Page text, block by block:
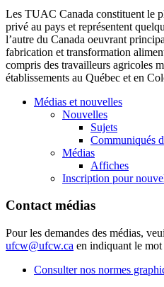
Les TUAC Canada constituent le
privé au pays et représentent
l’autre du Canada oeuvrant
fabrication et transformation
compris des travailleurs agricoles
établissements au Québec et en
Médias et nouvelles
Nouvelles
Sujets
Communiqués
Médias
Affiches
Inscription pour
Contact médias
Pour les demandes des médias,
ufcw@ufcw.ca en indiquant le mot
Consulter nos normes